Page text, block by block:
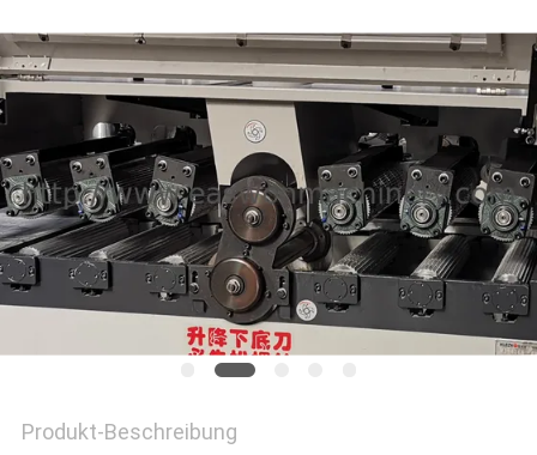
ZITAT
SITEMAP
PRIVACY
POLICY
Produkt-Beschreibung